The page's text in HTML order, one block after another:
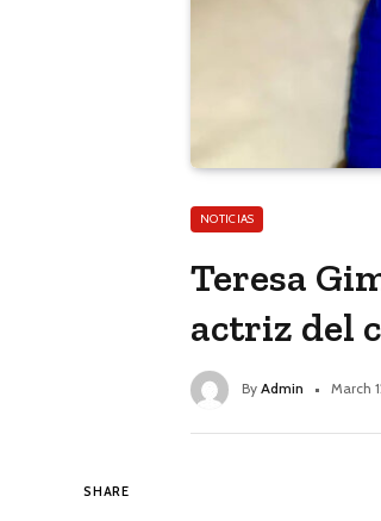
NOTICIAS
Teresa
actriz del
By Admin March
SHARE